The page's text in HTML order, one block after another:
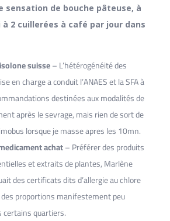
sensation de bouche pâteuse, à
à 2 cuillerées à café par jour dans
suisse– L’hétérogénéité des
en charge a conduit l’ANAES et la SFA à
destinées aux modalités de
après le sevrage, mais rien de sort de
lorsque je masse apres les 10mn.
achat– Préférer des produits
et extraits de plantes, Marlène
des certificats dits d’allergie au chlore
proportions manifestement peu
certains quartiers.